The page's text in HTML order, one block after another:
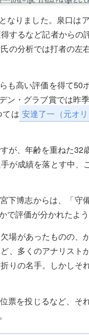
なりました。泉口は
するなど記者からの
の分析では打者の左
も高い評価を得て50
ン・グラブ賞では昨
ては 安達了一（元オリ
が、年齢を重ねた32
が成績を落とす中、
下博志からは、「守
評価が分かれたよう
場があったものの、
、多くのアナリスト
りの名手。しかしそ
票を投じるなど、そ